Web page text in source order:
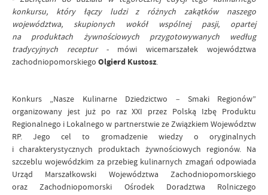
konkursu, który łączy ludzi z różnych zakątków naszego
województwa, skupionych wokół wspólnej pasji, opartej
na produktach żywnościowych przygotowywanych według
tradycyjnych receptur - mówi wicemarszałek województwa
zachodniopomorskiego Olgierd Kustosz.
Konkurs „Nasze Kulinarne Dziedzictwo – Smaki Regionów”
organizowany jest już po raz XXI przez Polską Izbę Produktu
Regionalnego i Lokalnego w partnerstwie ze Związkiem Województw
RP. Jego cel to gromadzenie wiedzy o oryginalnych
i charakterystycznych produktach żywnościowych regionów. Na
szczeblu wojewódzkim za przebieg kulinarnych zmagań odpowiada
Urząd Marszałkowski Województwa Zachodniopomorskiego
oraz Zachodniopomorski Ośrodek Doradztwa Rolniczego